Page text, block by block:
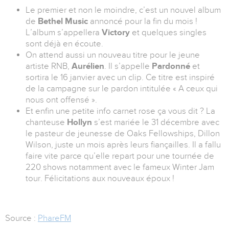
Le premier et non le moindre, c’est un nouvel album
de Bethel Music annoncé pour la fin du mois !
L’album s’appellera Victory et quelques singles
sont déjà en écoute.
On attend aussi un nouveau titre pour le jeune
artiste RNB, Aurélien. Il s’appelle Pardonné et
sortira le 16 janvier avec un clip. Ce titre est inspiré
de la campagne sur le pardon intitulée « A ceux qui
nous ont offensé ».
Et enfin une petite info carnet rose ça vous dit ? La
chanteuse Hollyn s’est mariée le 31 décembre avec
le pasteur de jeunesse de Oaks Fellowships, Dillon
Wilson, juste un mois après leurs fiançailles. Il a fallu
faire vite parce qu’elle repart pour une tournée de
220 shows notamment avec le fameux Winter Jam
tour. Félicitations aux nouveaux époux !
Source : PhareFM